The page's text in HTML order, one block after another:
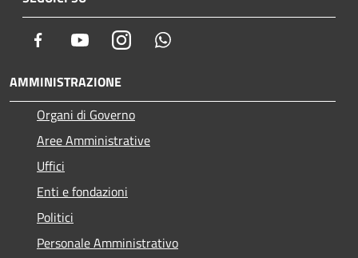
Facebook YoutubeInstagram
AMMINISTRAZIONE
Organi di Governo
Aree Amministrative
Uffici
Enti e fondazioni
Politici
Personale Amministrativo